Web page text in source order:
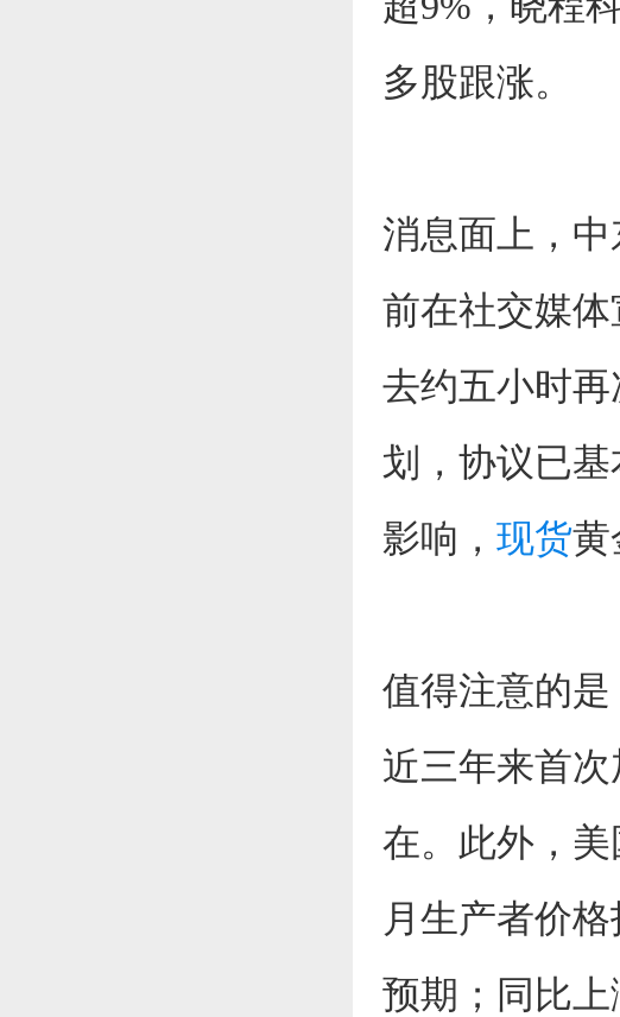
多股跟涨。
消息面上，
前在社交媒
去约五小时
划，协议已
影响， 现货黄
值得注意的
近三年来首
在。此外，
月生产者价
预期；同比上